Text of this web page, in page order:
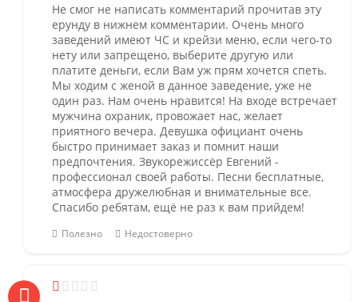
Не смог не написать комментарий прочитав эту
ерунду в нижнем комментарии. Очень много
заведений имеют ЧС и крейзи меню, если чего-то
нету или запрещено, выберите другую или
платите деньги, если Вам уж прям хочется спеть.
Мы ходим с женой в данное заведение, уже не
один раз. Нам очень нравится! На входе встречает
мужчина охраник, провожает нас, желает
приятного вечера. Девушка официант очень
быстро принимает заказ и помнит наши
предпочтения. Звукорежиссёр Евгений -
профессионал своей работы. Песни бесплатные,
атмосфера дружелюбная и внимательные все.
Спасибо ребятам, ещё не раз к вам прийдем!
Полезно Недостоверно